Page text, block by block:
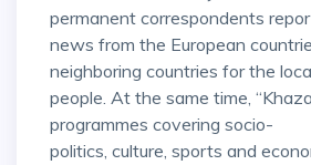
permanent correspondents
news from the European
neighboring countries for the
people. At the same time,
programmes covering socio-
politics, culture, sports and